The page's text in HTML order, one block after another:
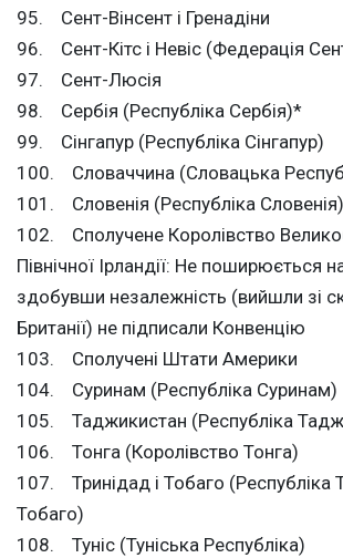
95. Сент-Вінсент і Гренадіни
96. Сент-Кітс і Невіс (Федерація
97. Сент-Люсія
98. Сербія (Республіка Сербія)*
99. Сінгапур (Республіка Сінгапур)
100. Словаччина (Словацька
101. Словенія (Республіка Словенія)
102. Сполучене Королівство
Північної Ірландії: Не поширюється
здобувши незалежність (вийшли зі
Британії) не підписали Конвенцію
103. Сполучені Штати Америки
104. Суринам (Республіка Суринам)
105. Таджикистан (Республіка
106. Тонга (Королівство Тонга)
107. Тринідад і Тобаго (Республіка
Тобаго)
108. Туніс (Туніська Республіка)